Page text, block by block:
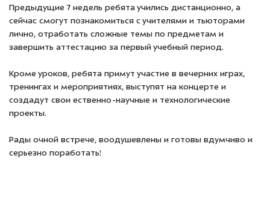
Предыдущие 7 недель ребята учились дистанционно, а
сейчас смогут познакомиться с учителями и тьюторами
лично, отработать сложные темы по предметам и
завершить аттестацию за первый учебный период.
Кроме уроков, ребята примут участие в вечерних играх,
тренингах и мероприятиях, выступят на концерте и
создадут свои ественно-научные и технологические
проекты.
Рады очной встрече, воодушевлены и готовы вдумчиво и
серьезно поработать!